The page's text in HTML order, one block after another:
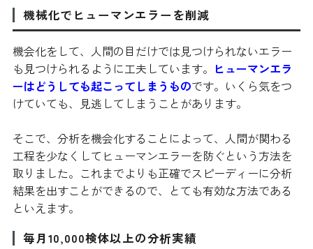
機械化でヒューマンエラーを削減
機会化をして、人間の目だけでは見つけられないエラー
も見つけられるように工夫しています。 ヒューマンエラ
ーはどうしても起こってしまうものです。いくら気をつ
けていても、見逃してしまうことがあります。
そこで、分析を機会化することによって、人間が関わる
工程を少なくしてヒューマンエラーを防ぐという方法を
取りました。これまでよりも正確でスピーディーに分析
結果を出すことができるので、とても有効な方法である
といえます。
毎月10,000検体以上の分析実績